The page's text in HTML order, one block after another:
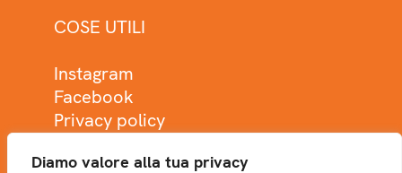
Diamo valore alla tua privacy
COSE UTILI
Instagram
Facebook
Privacy policy